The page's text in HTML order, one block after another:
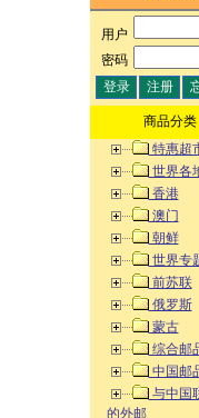
用户:
密码:
商品分类
特惠超
世界各
香港
澳门
朝鲜
世界专
前苏联
俄罗斯
蒙古
综合邮
中国邮
与中国
的外邮